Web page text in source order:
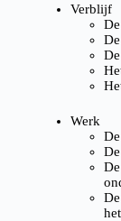
Verblijf
Werk